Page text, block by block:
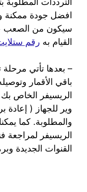
افضل جودة ممكنة
سيكون من الصعب
القيام به رقم
– بعدها تأتي
باقي الأقمار
الريسيفر الخاص
وير للجهاز ( إعادة
والمطلوبة. كما
الريسيفر لمراجعة
القنوات الجديدة